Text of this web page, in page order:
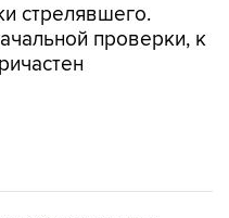
стрелявшего.
проверки, к